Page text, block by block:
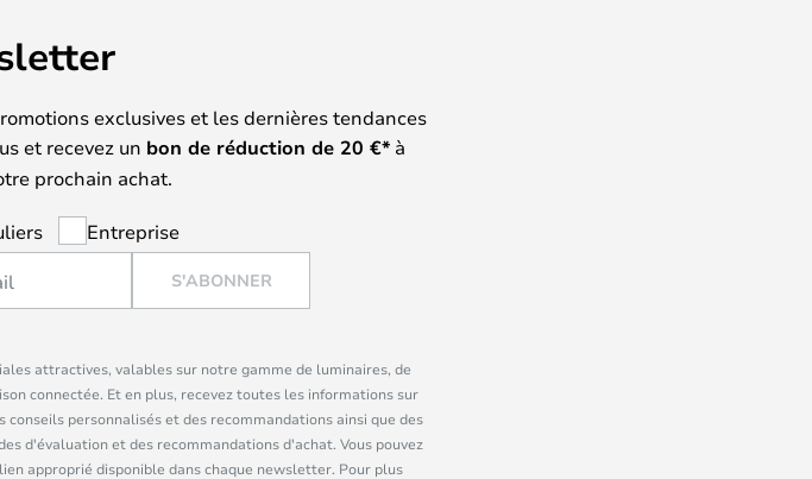
exclusives et les dernières tendances
et recevez un bon de réduction de 20 €* à
prochain achat.
Entreprise
S'ABONNER
attractives, valables sur notre gamme de luminaires, de
connectée. Et en plus, recevez toutes les informations sur
personnalisés et des recommandations ainsi que des
d'évaluation et des recommandations d'achat. Vous pouvez
approprié disponible dans chaque newsletter. Pour plus